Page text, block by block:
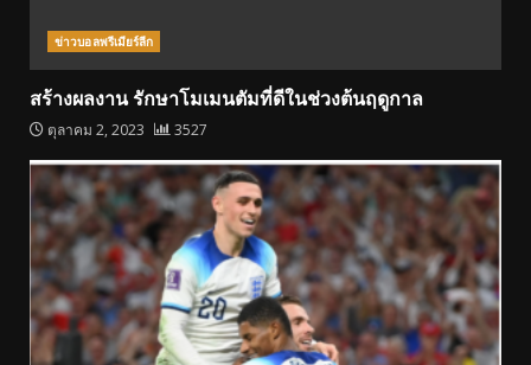
ข่าวบอลพรีเมียร์ลีก
สร้างผลงาน รักษาโมเมนตัมที่ดีในช่วงต้นฤดูกาล
ตุลาคม 2, 2023 3527